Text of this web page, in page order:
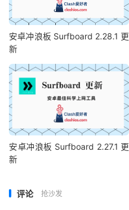
安卓冲浪板 Surfboard 2.28.1 更
新
安卓冲浪板 Surfboard 2.27.1 更
新
评论 抢沙发